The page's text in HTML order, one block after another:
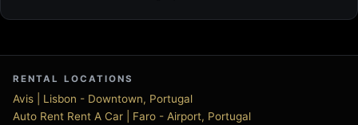
RENTAL LOCATIONS
Avis | Lisbon - Downtown, Portugal
Auto Rent Rent A Car | Faro - Airport, Portugal